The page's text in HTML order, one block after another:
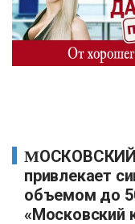
МОСКОВСКИЙ КРЕДИТНЫЙ БАНК
привлекает
объемом до
«Московский